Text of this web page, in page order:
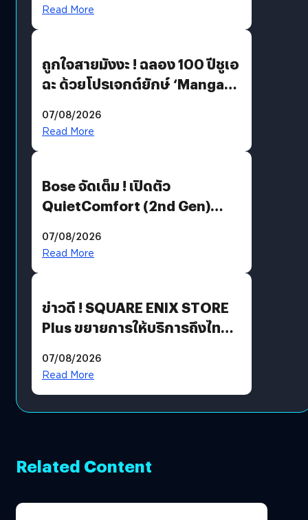
Read More
ถูกใจสายมังงะ ! ฉลอง 100 ปีชูเอ
ฉะ ด้วยโปรเจกต์ยักษ์ ‘Manga
มีภาษาไทยด้วย
07/08/2026
Read More
Bose จัดเต็ม ! เปิดตัว
QuietComfort (2nd Gen)
07/08/2026
Read More
ข่าวดี ! SQUARE ENIX STORE
Plus ขยายการให้บริการถึงไทย
โดยตรง
07/08/2026
Read More
Related Content